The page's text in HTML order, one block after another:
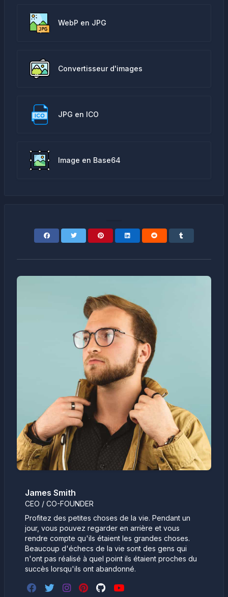
WebP en JPG
Convertisseur d'images
JPG en ICO
Image en Base64
James Smith
CEO / CO-FOUNDER
Profitez des petites choses de la vie. Pendant un
jour, vous pouvez regarder en arrière et vous
rendre compte qu'ils étaient les grandes choses.
Beaucoup d'échecs de la vie sont des gens qui
n'ont pas réalisé à quel point ils étaient proches du
succès lorsqu'ils ont abandonné.